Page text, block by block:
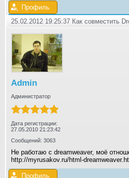
Профиль
25.02.2012 19:25:37 Как совместить
Admin
Администратор
Дата регистрации:
27.05.2010 21:23:42
Сообщений: 3063
Не работаю с dreamweaver, моё
http://myrusakov.ru/html-
Профиль